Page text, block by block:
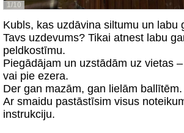
1/10
Kubls, kas uzdāvina siltumu un labu
Tavs uzdevums? Tikai atnest labu
peldkostīmu.
Piegādājam un uzstādām uz vietas
vai pie ezera.
Der gan mazām, gan lielām ballītēm.
Ar smaidu pastāstīsim visus
instrukciju.